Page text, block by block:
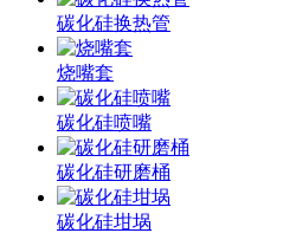
碳化硅换热管
烧嘴套
碳化硅喷嘴
碳化硅研磨桶
碳化硅坩埚